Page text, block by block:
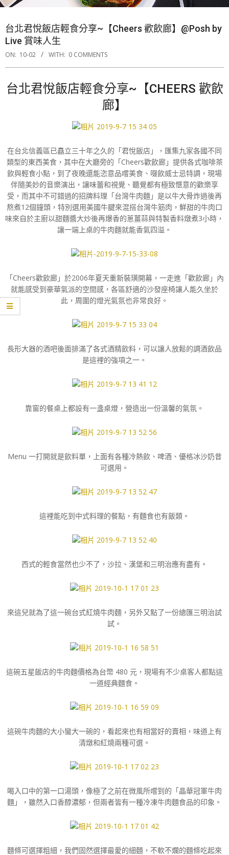
台北君悅飯店輕食分享~【Cheers 歡飲廊】@Posh by
Live 賞味人生
ON: 10-02 WITH: 0 COMMENTS
台北君悅飯店輕食分享~【CHEERS 歡飲
廊】
在台北信義區已矗立三十年之久的「君悅飯店」，匯集九家各國不同
類型的東西美食，其中在大廳旁的「Cheers歡飲廊」提供各式咖啡茶
飲與輕食小點，到了夜晚還能恣意品嚐美食、啜飲威士忌特調，現場
伴隨美妙的音樂演出，讓味蕾和視覺、聽覺都有極致愜意的歡樂享
受，而其中不可錯過的招牌料理「台灣牛肉麵」是以牛大骨炸過後再
熬煮12個鐘頭，特別選用美國牛腱來混搭台灣牛筋肉，鮮甜的牛肉口
味來自於主廚以甜麵醬大炒後再爆香的蔥薑蒜與特製香料燉煮3小時，
讓一端上桌的牛肉麵就能香氣四溢。
「Cheers歡飲廊」於2006年夏天重新裝璜開幕，一走進「歡飲廊」內
就能感受到豪華氣派的空間感，各區舒適的沙發座椅讓人能久坐於
此，周圍的燈光氣氛也非常良好。
長形大器的酒吧後面排滿了各式酒精飲料，可以讓人放鬆的調酒飲品
是這裡的強項之一。
靠窗的餐桌上都設有一盞桌燈，營造出一份溫馨的氣氛。
Menu 一打開就是飲料單，上面有各種冷熱飲、啤酒、優格冰沙奶昔
可選用。
這裡能吃到中式料理的餐點，有麵食也有飯類。
西式的輕食當然也少不了，沙拉、漢堡和三明治應有盡有。
來這兒就為了這一碗台式紅燒牛肉麵，另外又點了一份總匯三明治試
試。
這碗五星飯店的牛肉麵價格為台幣 480 元，現場有不少桌客人都點這
一道經典麵食。
這碗牛肉麵的大小蠻大一碗的，看起來也有相當好的賣相，味道上有
清燉和紅燒兩種可選。
喝入口中的第一口湯頭，像極了之前在微風所嚐到的「晶華冠軍牛肉
麵」，雖然入口香醇濃郁，但兩者皆有一種冷凍牛肉麵食品的印象。
麵條可選擇粗細，我們固然選擇最愛的細麵，不軟不爛的麵條吃起來